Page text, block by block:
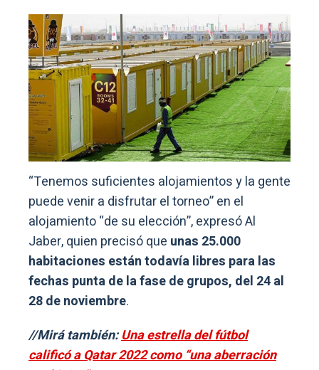
“Tenemos suficientes alojamientos y la gente
puede venir a disfrutar el torneo” en el
alojamiento “de su elección”, expresó Al
Jaber, quien precisó que unas 25.000
habitaciones están todavía libres para las
fechas punta de la fase de grupos, del 24 al
28 de noviembre.
//Mirá también:Una estrella del fútbol
calificó a Qatar 2022 como “una aberración